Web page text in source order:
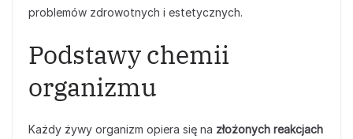
problemów zdrowotnych i estetycznych.
Podstawy chemii
organizmu
Każdy żywy organizm opiera się na złożonych reakcjach